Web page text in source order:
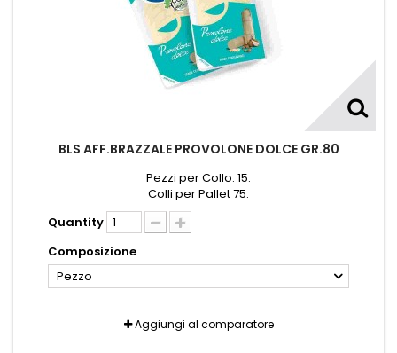
BLS AFF.BRAZZALE PROVOLONE DOLCE GR.80
Pezzi per Collo: 15.
Colli per Pallet 75.
Quantity
Composizione
Pezzo
Aggiungi al comparatore